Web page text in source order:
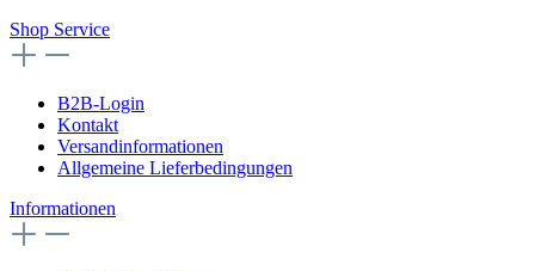
Shop Service
B2B-Login
Kontakt
Versandinformationen
Allgemeine Lieferbedingungen
Informationen